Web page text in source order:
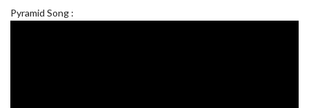
Pyramid Song :